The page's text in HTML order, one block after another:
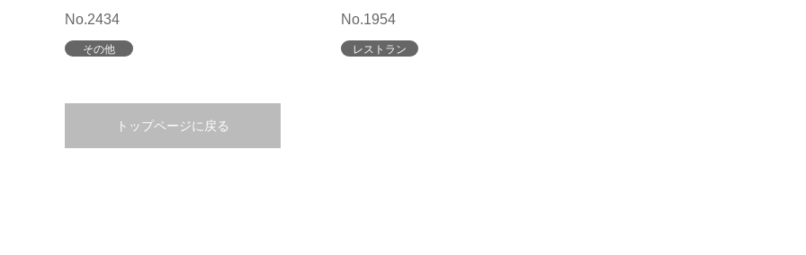
No.2434
その他
No.1954
レストラン
トップページに戻る